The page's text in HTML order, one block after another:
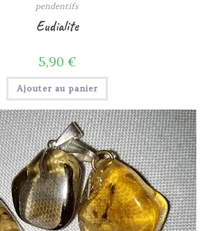
pendentifs
Eudialite
5,90 €
Ajouter au panier